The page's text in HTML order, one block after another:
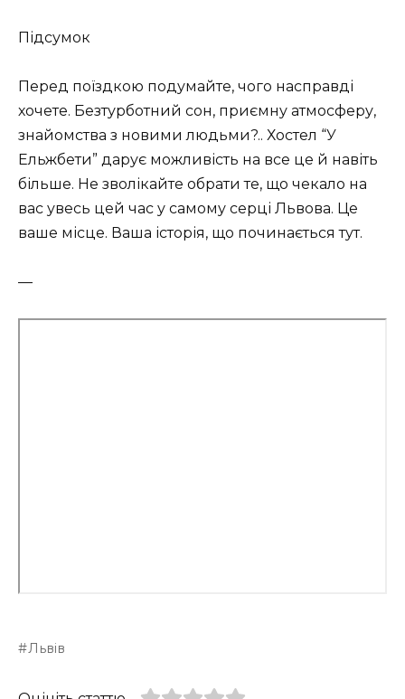
Підсумок
Перед поїздкою подумайте, чого насправді
хочете. Безтурботний сон, приємну атмосферу,
знайомства з новими людьми?.. Хостел “У
Ельжбети” дарує можливість на все це й навіть
більше. Не зволікайте обрати те, що чекало на
вас увесь цей час у самому серці Львова. Це
ваше місце. Ваша історія, що починається тут.
—
Львів